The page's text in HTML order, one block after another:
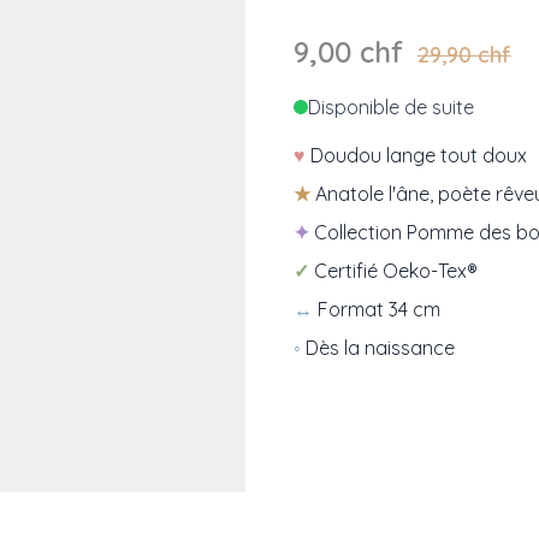
29,90 chf
9,00 chf
Disponible de suite
♥ Doudou lange tout doux
★Anatole l'âne, poète
✦ Collection Pomme des
✓ Certifié Oeko-Tex®
↔ Format 34 cm
◦ Dès la naissance